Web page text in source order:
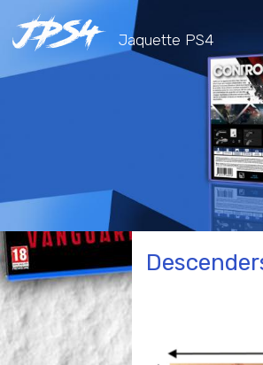
Jaquette PS4